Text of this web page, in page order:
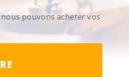
pouvons acheter vos